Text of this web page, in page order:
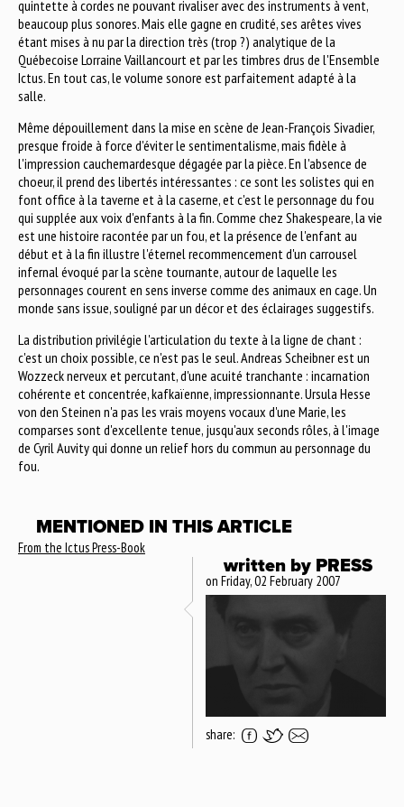
quintette à cordes ne pouvant rivaliser avec des instruments à vent,
beaucoup plus sonores. Mais elle gagne en crudité, ses arêtes vives
étant mises à nu par la direction très (trop ?) analytique de la
Québecoise Lorraine Vaillancourt et par les timbres drus de l'Ensemble
Ictus. En tout cas, le volume sonore est parfaitement adapté à la
salle.
Même dépouillement dans la mise en scène de Jean-François Sivadier,
presque froide à force d'éviter le sentimentalisme, mais fidèle à
l'impression cauchemardesque dégagée par la pièce. En l'absence de
choeur, il prend des libertés intéressantes : ce sont les solistes qui en
font office à la taverne et à la caserne, et c'est le personnage du fou
qui supplée aux voix d'enfants à la fin. Comme chez Shakespeare, la vie
est une histoire racontée par un fou, et la présence de l'enfant au
début et à la fin illustre l'éternel recommencement d'un carrousel
infernal évoqué par la scène tournante, autour de laquelle les
personnages courent en sens inverse comme des animaux en cage. Un
monde sans issue, souligné par un décor et des éclairages suggestifs.
La distribution privilégie l'articulation du texte à la ligne de chant :
c'est un choix possible, ce n'est pas le seul. Andreas Scheibner est un
Wozzeck nerveux et percutant, d'une acuité tranchante : incarnation
cohérente et concentrée, kafkaïenne, impressionnante. Ursula Hesse
von den Steinen n'a pas les vrais moyens vocaux d'une Marie, les
comparses sont d'excellente tenue, jusqu'aux seconds rôles, à l'image
de Cyril Auvity qui donne un relief hors du commun au personnage du
fou.
MENTIONED IN THIS ARTICLE
From the Ictus Press-Book
written by PRESS
on Friday, 02 February 2007
share: